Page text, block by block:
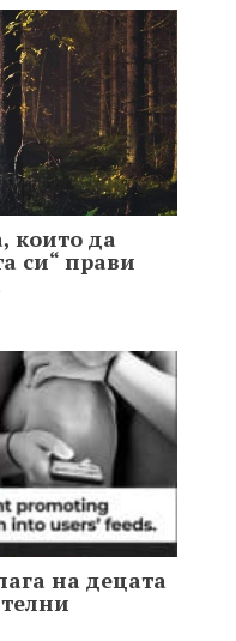
които да
си“ прави
на децата